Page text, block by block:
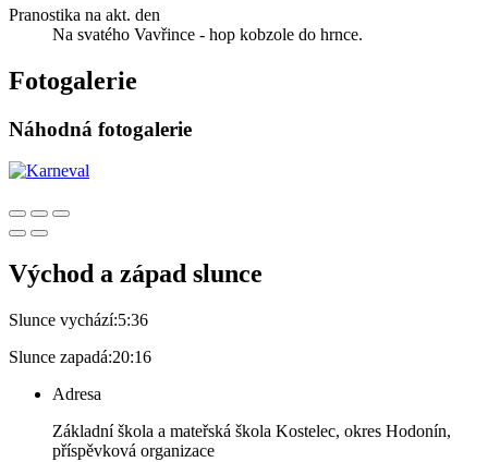
Pranostika na akt. den
Na svatého Vavřince - hop kobzole do hrnce.
Fotogalerie
Náhodná fotogalerie
Východ a západ slunce
Slunce vychází:5:36
Slunce zapadá:20:16
Adresa
Základní škola a mateřská škola Kostelec, okres Hodonín,
příspěvková organizace